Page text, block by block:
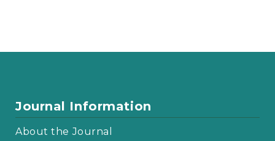
Journal Information
About the Journal